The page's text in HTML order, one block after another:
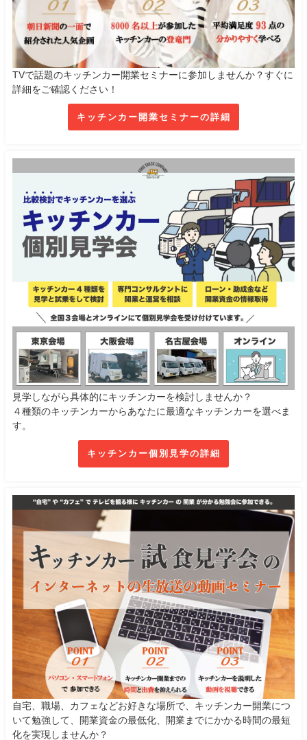
TVで話題のキッチンカー開業セミナーに参加しませんか？すぐに
詳細をご確認ください！
キッチンカー開業セミナーの詳細
見学しながら具体的にキッチンカーを検討しませんか？
４種類のキッチンカーからあなたに最適なキッチンカーを選べま
す。
キッチンカー個別見学の詳細
自宅、職場、カフェなどお好きな場所で、キッチンカー開業につ
いて勉強して、開業資金の最低化、開業までにかかる時間の最短
化を実現しませんか？